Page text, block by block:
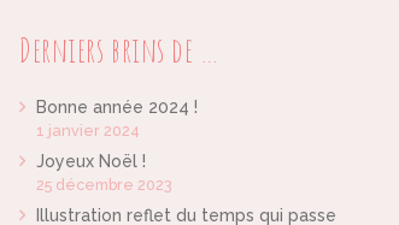
Derniers brins de …
Bonne année 2024 !
1 janvier 2024
Joyeux Noël !
25 décembre 2023
Illustration reflet du temps qui passe